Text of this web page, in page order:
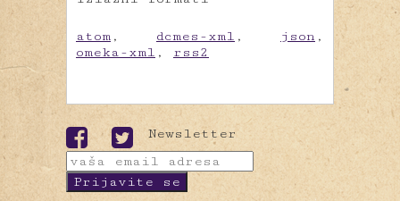
atom , dcmes-xml , json ,
omeka-xml , rss2
Newsletter